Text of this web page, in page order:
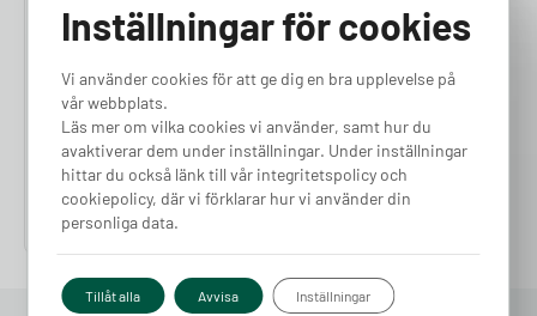
Easee Laddkabel
7,5m (22kW)
Pris från
3 420kr
Easee Kabelhållare
Premium
Pris från
Inställningar för cookies
Vi använder cookies för att ge dig en bra upplevelse på
vår webbplats.
Läs mer om vilka cookies vi använder, samt hur du
avaktiverar dem under inställningar. Under inställningar
hittar du också länk till vår integritetspolicy och
cookiepolicy, där vi förklarar hur vi använder din
personliga data.
Tillåt alla Avvisa Inställningar